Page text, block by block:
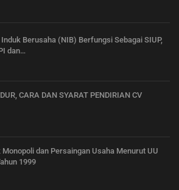
Berusaha (NIB) Berfungsi Sebagai SIUP,
dan…
CARA DAN SYARAT PENDIRIAN CV
Monopoli dan Persaingan Usaha Menurut UU
1999